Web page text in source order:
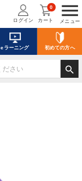
menu
メニュー
ログイン カート
0
eラーニング 初めての方へ
search